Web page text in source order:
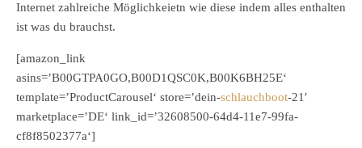
Internet zahlreiche Möglichkeietn wie diese indem alles enthalten
ist was du brauchst.
[amazon_link
asins=’B00GTPA0GO,B00D1QSC0K,B00K6BH25E‘
template=’ProductCarousel‘ store=’dein-schlauchboot-21′
marketplace=’DE‘ link_id=’32608500-64d4-11e7-99fa-
cf8f8502377a‘]